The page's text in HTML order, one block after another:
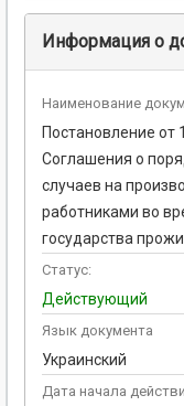
Информация о
Наименование
Постановление
Соглашения о
случаев на
работниками во
государства
Статус:
Действующий
Язык документа
Украинский
Дата начала